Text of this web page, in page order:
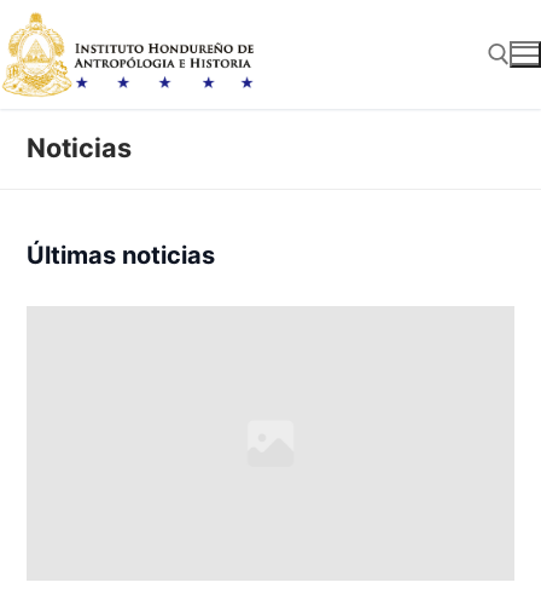
al
contenido
Noticias
Últimas noticias